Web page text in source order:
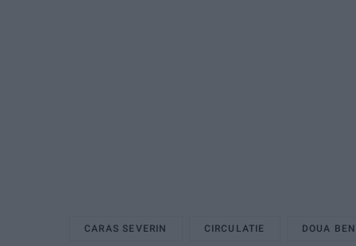
CARAS SEVERIN CIRCULATIE DOUA